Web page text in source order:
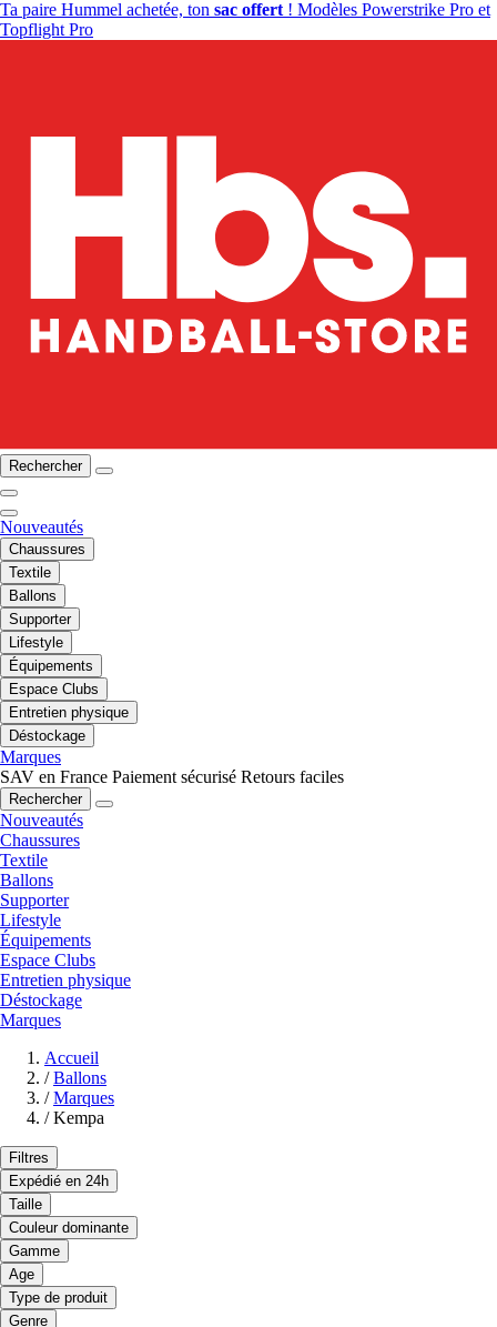
Ta paire Hummel achetée, ton sac offert ! Modèles Powerstrike Pro et
Topflight Pro
Rechercher
Nouveautés
Chaussures
Textile
Ballons
Supporter
Lifestyle
Équipements
Espace Clubs
Entretien physique
Déstockage
Marques
SAV en France Paiement sécurisé Retours faciles
Rechercher
Nouveautés
Chaussures
Textile
Ballons
Supporter
Lifestyle
Équipements
Espace Clubs
Entretien physique
Déstockage
Marques
Accueil
/ Ballons
/ Marques
/ Kempa
Filtres
Expédié en 24h
Taille
Couleur dominante
Gamme
Age
Type de produit
Genre